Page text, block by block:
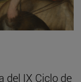
del IX Ciclo de